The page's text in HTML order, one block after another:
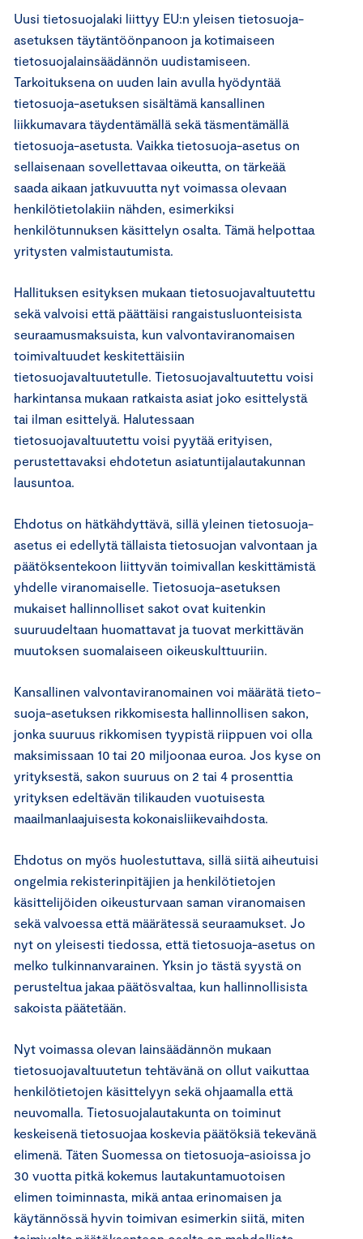
Uusi tietosuojalaki liittyy EU:n yleisen tietosuoja-
asetuksen täytäntöönpanoon ja kotimaiseen
tietosuojalainsäädännön uudistamiseen.
Tarkoituksena on uuden lain avulla hyödyntää
tietosuoja-asetuksen sisältämä kansallinen
liikkumavara täydentämällä sekä täsmentämällä
tietosuoja-asetusta. Vaikka tietosuoja-asetus on
sellaisenaan sovellettavaa oikeutta, on tär­keää
saada aikaan jatkuvuutta nyt voimassa olevaan
henkilötietolakiin nähden, esimerkiksi
henkilötunnuksen käsittelyn osalta. Tämä helpottaa
yritysten valmistautumista.
Hallituksen esityksen mukaan tietosuojavaltuutettu
sekä valvoisi että päättäisi rangaistusluonteisista
seuraamusmaksuista, kun valvontaviranomaisen
toimivaltuudet keskitettäisiin
tietosuojavaltuutetulle. Tietosuojavaltuutettu voisi
harkintansa mukaan ratkaista asiat ­joko esittelystä
tai ilman esittelyä. Halutessaan
tietosuojavaltuutettu voisi pyytää erityisen,
perustettavaksi ehdotetun asiatuntijalautakunnan
lausuntoa.
Ehdotus on hätkähdyttävä, ­sillä yleinen tietosuoja-
asetus ei edellytä tällaista tietosuojan valvontaan ja
päätöksentekoon liittyvän toimivallan keskittämistä
yhdelle viranomaiselle. Tietosuoja-asetuksen
mukaiset hallinnolliset sakot ovat kui­tenkin
suuruudeltaan huomattavat ja tuovat merkittävän
muutoksen suomalaiseen oikeuskulttuuriin.
Kansallinen valvontaviran­omainen voi määrätä tieto­
suoja-asetuksen rikkomisesta hallinnollisen sakon,
jonka suuruus rikkomisen tyypistä riippuen voi olla
maksimissaan 10 tai 20 miljoonaa euroa. Jos kyse on
yrityksestä, sakon suuruus on 2 tai 4 prosenttia
yrityksen edeltävän tilikauden vuotuisesta
maailmanlaajui­sesta kokonaisliikevaihdosta.
Ehdotus on myös huolestuttava, sillä siitä aiheutuisi
ongelmia rekisterinpitäjien ja henkilötietojen
käsittelijöiden oikeusturvaan saman viranomaisen
sekä valvoessa että määrätessä seuraamukset. Jo
nyt on yleisesti tiedossa, että tietosuoja-asetus on
melko tulkinnan­varainen. Yksin jo tästä syystä on
perusteltua jakaa päätös­valtaa, kun hallinnollisista
sakoista päätetään.
Nyt voimassa olevan lain­säädännön mukaan
tietosuojavaltuutetun tehtävänä on ollut vaikuttaa
henkilötietojen käsittelyyn sekä ohjaamalla että
neuvomalla. Tietosuojalautakunta on toiminut
keskeisenä tietosuojaa koskevia päätöksiä tekevänä
elimenä. Täten Suomessa on tietosuoja-asioissa jo
30 vuotta pitkä kokemus lautakuntamuotoisen
elimen toiminnasta, mikä antaa erinomaisen ja
käytännössä hyvin toimivan esimerkin siitä, miten